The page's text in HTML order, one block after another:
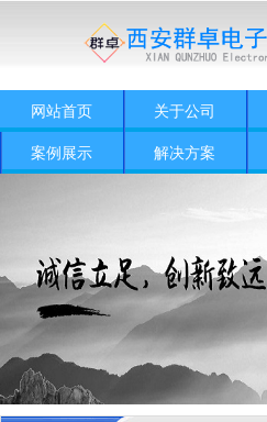
网站首页 关于公司
案例展示 解决方案